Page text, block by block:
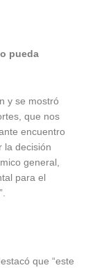
pueda
y se mostró
que nos
encuentro
la decisión
general,
para el
que “este